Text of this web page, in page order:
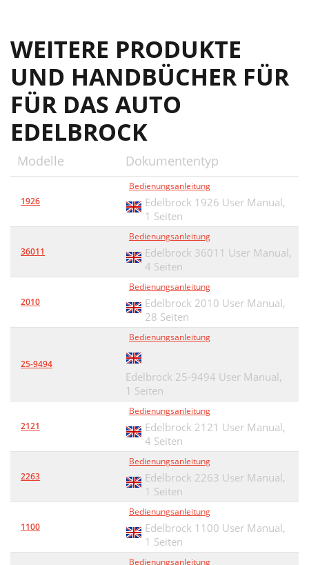
WEITERE PRODUKTE
UND HANDBÜCHER FÜR
FÜR DAS AUTO
EDELBROCK
Modelle Dokumententyp
1926
Bedienungsanleitung
Edelbrock 1926 User Manual,
1 Seiten
36011
Bedienungsanleitung
Edelbrock 36011 User Manual,
4 Seiten
2010
Bedienungsanleitung
Edelbrock 2010 User Manual,
28 Seiten
25-9494
Bedienungsanleitung
Edelbrock 25-9494 User Manual,
1 Seiten
2121
Bedienungsanleitung
Edelbrock 2121 User Manual,
4 Seiten
2263
Bedienungsanleitung
Edelbrock 2263 User Manual,
1 Seiten
1100
Bedienungsanleitung
Edelbrock 1100 User Manual,
1 Seiten
Bedienungsanleitung